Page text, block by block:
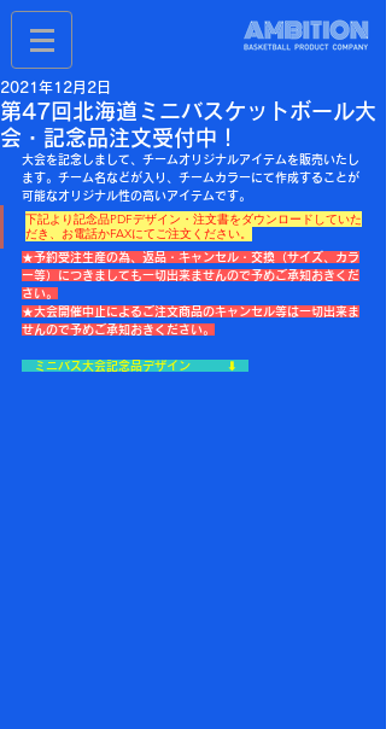
第47回北海道ミニバスケットボール大
会・記念品注文受付中！
2021年12月2日
大会を記念しまして、チームオリジナルアイテムを販売いたし
ます。チーム名などが入り、チームカラーにて作成することが
可能なオリジナル性の高いアイテムです。
下記より記念品PDFデザイン・注文書をダウンロードしていた
だき、お電話かFAXにてご注文ください。
★予約受注生産の為、返品・キャンセル・交換（サイズ、カラ
ー等）につきましても一切出来ませんので予めご承知おきくだ
さい。
★大会開催中止によるご注文商品のキャンセル等は一切出来ま
せんので予めご承知おきください。
ミニバス大会記念品デザイン　　　⬇︎